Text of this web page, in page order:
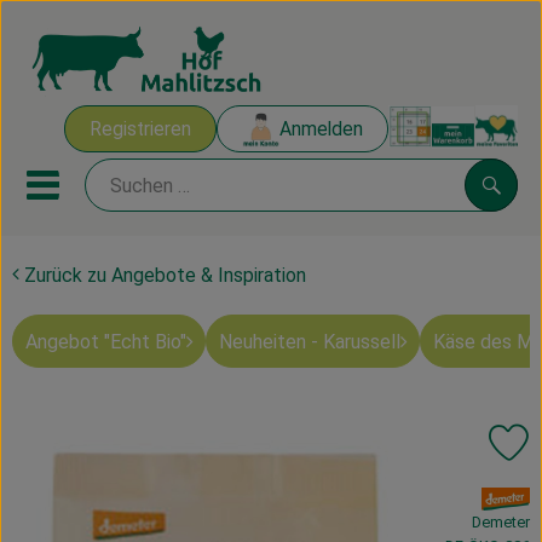
Registrieren Anmelden
Mobiles Menu öffnen oder
Ökokisten
Mahlitzscher Produkte
Ökokisten
Obst & Gemüse
Zurück zu Angebote & Inspiration
Angebot "Echt Bio" Neuheiten - Karussell Käse des
, Verband:
Demeter